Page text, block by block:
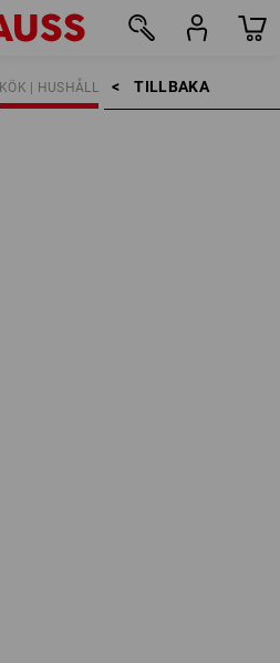
TILLBAKA    >
KÖK | HUSHÅLL